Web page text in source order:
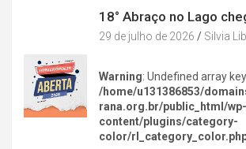
18° Abraço no Lago
29 de julho de 2026 Silvia
Warning: Undefined array
/home/u131386853/
rana.org.br/public_html/wp-
content/plugins/category-
color/